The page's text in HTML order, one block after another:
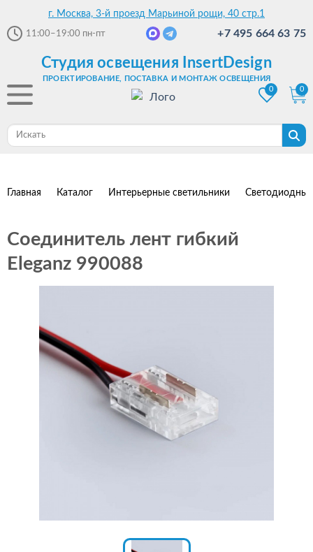
г. Москва, 3-й проезд Марьиной рощи, 40 стр.1
11:00–19:00 пн-пт +7 495 664 63 75
Студия освещения InsertDesign
ПРОЕКТИРОВАНИЕ, ПОСТАВКА И МОНТАЖ ОСВЕЩЕНИЯ
0
0
Главная Каталог Интерьерные светильники
Соединитель лент гибкий
Eleganz 990088